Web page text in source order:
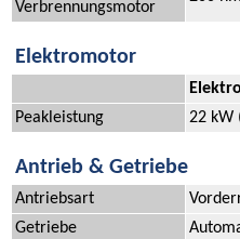
Verbrennungsmotor
Elektromotor
Peakleistung
22 kW
Antrieb & Getriebe
Antriebsart
Getriebe